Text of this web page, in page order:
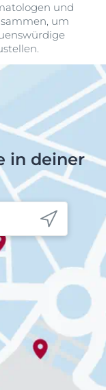
und
um
in deiner